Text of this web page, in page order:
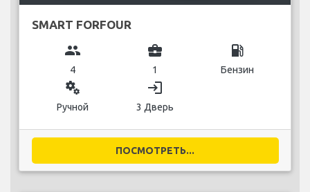
SMART FORFOUR
group
4
business_center
1
local_gas_station
Бензин
miscellaneous_services
Ручной
login
3 Дверь
ПОСМОТРЕТЬ...